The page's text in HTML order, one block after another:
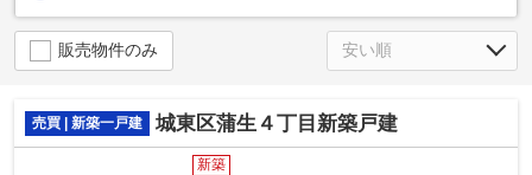
販売物件のみ
売買 | 新築一戸建 城東区蒲生４丁目新築戸建
新築